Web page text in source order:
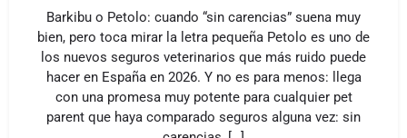
Barkibu o Petolo: cuando “sin carencias” suena muy
bien, pero toca mirar la letra pequeña Petolo es uno de
los nuevos seguros veterinarios que más ruido puede
hacer en España en 2026. Y no es para menos: llega
con una promesa muy potente para cualquier pet
parent que haya comparado seguros alguna vez: sin